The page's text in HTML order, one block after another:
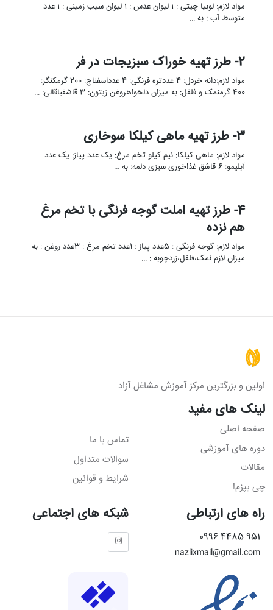
مواد لازم: لوبیا چیتی : ۱ لیوان عدس : ۱ لیوان سیب زمینی : ۱ عدد
متوسط آب : به …
2- طرز تهیه خوراک سبزیجات در فر
مواد لازم:دانه خردل: 4 عددتره فرنگی: 4 عدداسفناج: 200 گرمکنگر:
400 گرمنمک و فلفل: به میزان دلخواهروغن زیتون: 3 قاشقباقالی: …
3- طرز تهیه ماهی کیلکا سوخاری
مواد لازم: ماهی کیلکا: نیم کیلو تخم مرغ: یک عدد پیاز: یک عدد
آبلیمو: 6 قاشق غذاخوری سبزی دلمه: به …
4- طرز تهیه املت گوجه فرنگی با تخم مرغ
هم نزده
مواد لازم: گوجه فرنگی : 5عدد پیاز : 1عدد تخم مرغ : 3عدد روغن : به
میزان لازم نمک،فلفل،زردچوبه : …
اولین و بزرگترین مرکز آموزش مشاغل آزاد
لینک های مفید
صفحه اصلی
دوره های آموزشی
مقالات
چی بپزم!
تماس با ما
سوالات متداول
شرایط و قوانین
راه های ارتباطی
951 4485 0996
nazlixmail@gmail.com
شبکه های اجتماعی